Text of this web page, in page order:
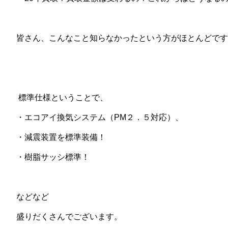
皆さん、こんなこと知らなかったという方がほとんどで
標準仕様ということで、
・エコアイ換気システム（PM２．５対応）、
・減震装置を標準装備！
・樹脂サッシ標準！
などなど
盛りだくさんでございます。